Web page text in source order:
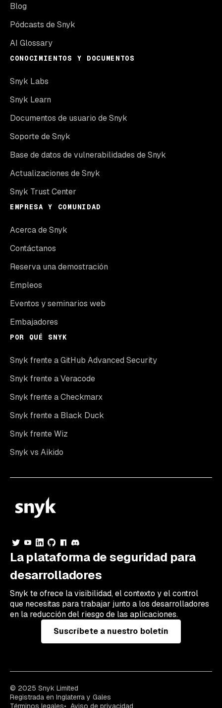
Blog
Pódcasts de Snyk
AI Glossary
CONOCIMIENTOS Y DOCUMENTOS
Snyk Labs
Snyk Learn
Documentos de usuario de Snyk
Soporte de Snyk
Base de datos de vulnerabilidades de Snyk
Actualizaciones de Snyk
Snyk Trust Center
EMPRESA Y COMUNIDAD
Acerca de Snyk
Contáctanos
Reserva una demostración
Empleos
Eventos y seminarios web
Embajadores
POR QUÉ SNYK
Snyk frente a GitHub Advanced Security
Snyk frente a Veracode
Snyk frente a Checkmarx
Snyk frente a Black Duck
Snyk frente Wiz
Snyk vs Aikido
La plataforma de seguridad para
desarrolladores
Snyk te ofrece la visibilidad, el contexto y el control
que necesitas para trabajar junto a los desarrolladores
en la reducción del riesgo de las aplicaciones.
Suscríbete a nuestro boletín
© 2025 Snyk Limited
Registrada en Inglaterra y Gales
Términos legales
Aviso de privacidad